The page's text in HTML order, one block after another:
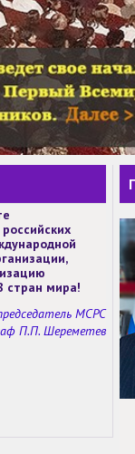
стран мира!
МСРС
П.П. Шереметев